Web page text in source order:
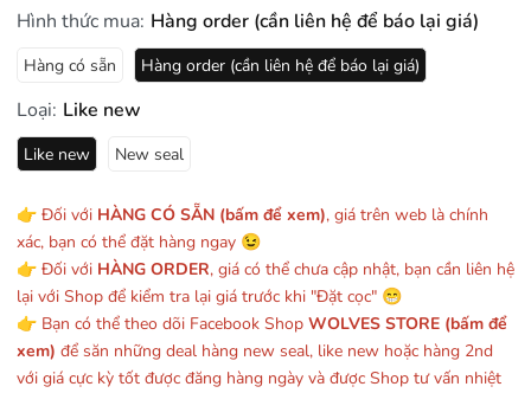
Hình thức mua: Hàng order (cần liên hệ để báo lại giá)
Hàng có sẵn Hàng order (cần liên hệ để báo lại giá)
Loại: Like new
Like new New seal
👉 Đối với HÀNG CÓ SẴN (bấm để xem), giá trên web là chính
xác, bạn có thể đặt hàng ngay 😉
👉 Đối với HÀNG ORDER, giá có thể chưa cập nhật, bạn cần liên hệ
lại với Shop để kiểm tra lại giá trước khi "Đặt cọc" 😁
👉 Bạn có thể theo dõi Facebook Shop WOLVES STORE (bấm để
xem) để săn những deal hàng new seal, like new hoặc hàng 2nd
với giá cực kỳ tốt được đăng hàng ngày và được Shop tư vấn nhiệt